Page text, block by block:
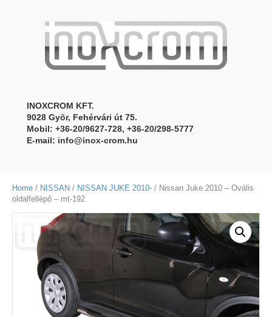
INOXCROM KFT.
9028 Gyõr, Fehérvári út 75.
Mobil: +36-20/9627-728, +36-20/298-5777
E-mail: info@inox-crom.hu
Home / NISSAN / NISSAN JUKE 2010- / Nissan Juke 2010 – Ovális
oldalfellépő – mt-192